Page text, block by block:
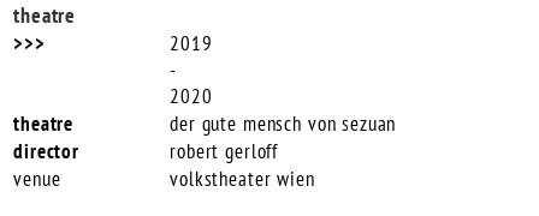
theatre
2019
-
2020
der gute mensch von sezuan
robert gerloff
volkstheater wien